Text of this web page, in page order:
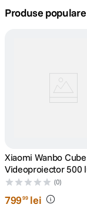
lavaliera
9. dji mic
10. dji osmo
Produse
Xiaomi Wanbo
Videoproiector 500
Full HD 1920x1080
TV 11 Verde
(0)
79999 lei